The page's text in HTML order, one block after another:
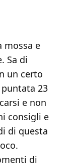
mossa e
Sa di
un certo
23
e non
consigli e
di questa
di